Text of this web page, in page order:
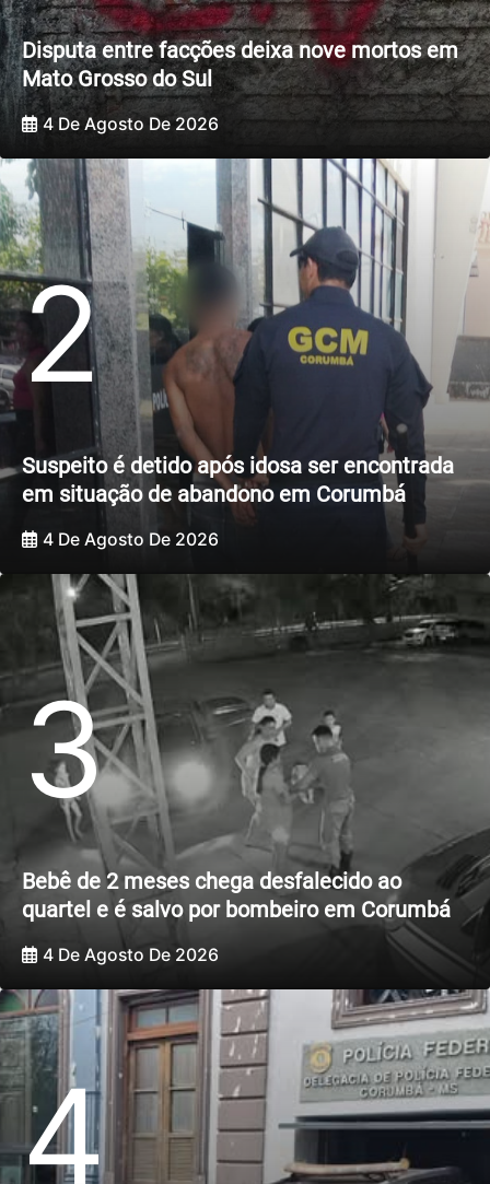
Disputa entre facções deixa nove mortos em
Mato Grosso do Sul
4 De Agosto De 2026
2
Suspeito é detido após idosa ser encontrada
em situação de abandono em Corumbá
4 De Agosto De 2026
3
Bebê de 2 meses chega desfalecido ao
quartel e é salvo por bombeiro em Corumbá
4 De Agosto De 2026
4